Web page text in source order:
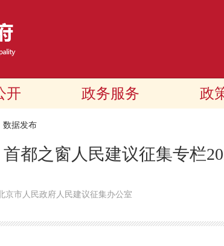
开 政务服务 政
数据发布
首都之窗人民建议征集专栏
京市人民政府人民建议征集办公室